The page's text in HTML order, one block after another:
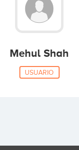
Mehul Shah
USUARIO